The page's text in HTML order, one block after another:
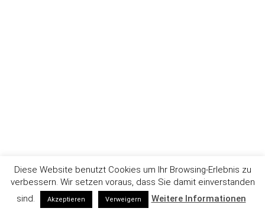
Diese Website benutzt Cookies um Ihr Browsing-Erlebnis zu
verbessern. Wir setzen voraus, dass Sie damit einverstanden
sind.
Akzeptieren Verweigern Weitere Informationen